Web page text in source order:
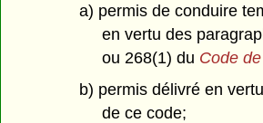
a) permis de conduire
en vertu des
ou 268(1) du Code
b) permis délivré en
de ce code;